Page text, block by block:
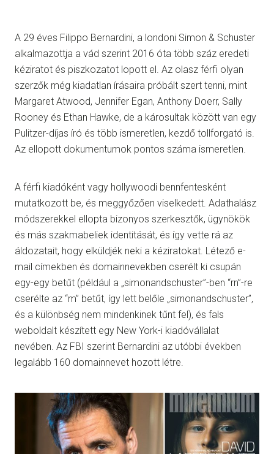
A 29 éves Filippo Bernardini, a londoni Simon & Schuster
alkalmazottja a vád szerint 2016 óta több száz eredeti
kéziratot és piszkozatot lopott el. Az olasz férfi olyan
szerzők még kiadatlan írásaira próbált szert tenni, mint
Margaret Atwood, Jennifer Egan, Anthony Doerr, Sally
Rooney és Ethan Hawke, de a károsultak között van egy
Pulitzer-díjas író és több ismeretlen, kezdő tollforgató is.
Az ellopott dokumentumok pontos száma ismeretlen.
A férfi kiadóként vagy hollywoodi bennfentesként
mutatkozott be, és meggyőzően viselkedett. Adathalász
módszerekkel ellopta bizonyos szerkesztők, ügynökök
és más szakmabeliek identitását, és így vette rá az
áldozatait, hogy elküldjék neki a kéziratokat. Létező e-
mail címekben és domainnevekben cserélt ki csupán
egy-egy betűt (például a „simonandschuster”-ben “rn”-re
cserélte az “m” betűt, így lett belőle „sirnonandschuster”,
és a különbség nem mindenkinek tűnt fel), és fals
weboldalt készített egy New York-i kiadóvállalat
nevében. Az FBI szerint Bernardini az utóbbi években
legalább 160 domainnevet hozott létre.